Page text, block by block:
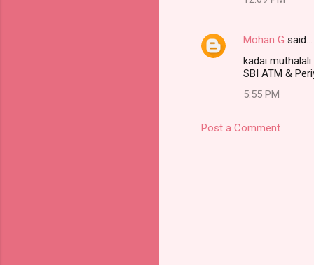
Mohan G said…
kadai
SBI ATM &
5:55 PM
Post a Comment